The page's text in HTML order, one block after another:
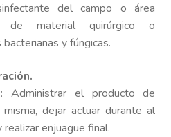
del campo o área
de material quirúrgico o
y fúngicas.
Administrar el producto de
dejar actuar durante al
enjuague final.